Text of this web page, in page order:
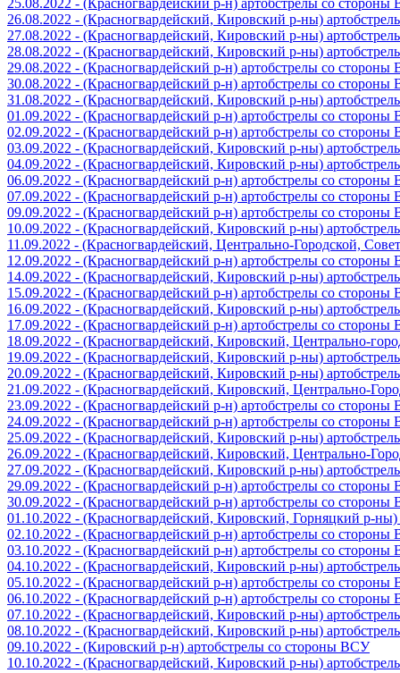
26.08.2022 - (Красногвардейский, Кировский р-ны)
27.08.2022 - (Красногвардейский, Кировский р-ны)
28.08.2022 - (Красногвардейский, Кировский р-ны)
29.08.2022 - (Красногвардейский р-н) артобстрелы со
30.08.2022 - (Красногвардейский р-н) артобстрелы со
31.08.2022 - (Красногвардейский, Кировский р-ны)
01.09.2022 - (Красногвардейский р-н) артобстрелы со
02.09.2022 - (Красногвардейский р-н) артобстрелы со
03.09.2022 - (Красногвардейский, Кировский р-ны)
04.09.2022 - (Красногвардейский, Кировский р-ны)
06.09.2022 - (Красногвардейский р-н) артобстрелы со
07.09.2022 - (Красногвардейский р-н) артобстрелы со
09.09.2022 - (Красногвардейский р-н) артобстрелы со
10.09.2022 - (Красногвардейский, Кировский р-ны)
11.09.2022 - (Красногвардейский, Центрально-Городской,
12.09.2022 - (Красногвардейский р-н) артобстрелы со
14.09.2022 - (Красногвардейский, Кировский р-ны)
15.09.2022 - (Красногвардейский р-н) артобстрелы со
16.09.2022 - (Красногвардейский, Кировский р-ны)
17.09.2022 - (Красногвардейский р-н) артобстрелы со
18.09.2022 - (Красногвардейский, Кировский, Центрально-
19.09.2022 - (Красногвардейский, Кировский р-ны)
20.09.2022 - (Красногвардейский, Кировский р-ны)
21.09.2022 - (Красногвардейский, Кировский, Центрально-
23.09.2022 - (Красногвардейский р-н) артобстрелы со
24.09.2022 - (Красногвардейский р-н) артобстрелы со
25.09.2022 - (Красногвардейский, Кировский р-ны)
26.09.2022 - (Красногвардейский, Кировский, Центрально-
27.09.2022 - (Красногвардейский, Кировский р-ны)
29.09.2022 - (Красногвардейский р-н) артобстрелы со
30.09.2022 - (Красногвардейский р-н) артобстрелы со
01.10.2022 - (Красногвардейский, Кировский, Горняцкий р-
02.10.2022 - (Красногвардейский р-н) артобстрелы со
03.10.2022 - (Красногвардейский р-н) артобстрелы со
04.10.2022 - (Красногвардейский, Кировский р-ны)
05.10.2022 - (Красногвардейский р-н) артобстрелы со
06.10.2022 - (Красногвардейский р-н) артобстрелы со
07.10.2022 - (Красногвардейский, Кировский р-ны)
08.10.2022 - (Красногвардейский, Кировский р-ны)
09.10.2022 - (Кировский р-н) артобстрелы со стороны ВСУ
10.10.2022 - (Красногвардейский, Кировский р-ны)